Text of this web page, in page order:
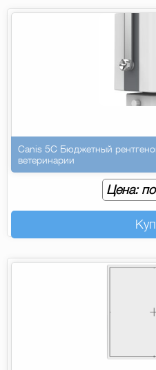
Canis 5C Бюджетный
ветеринарии
Цена: